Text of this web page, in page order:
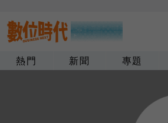
熱門 新聞 專題